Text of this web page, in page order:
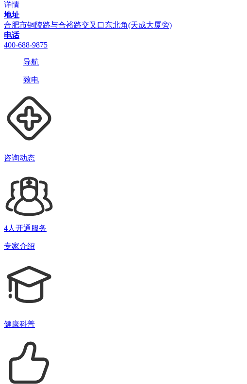
详情
地址
合肥市铜陵路与合裕路交叉口东北角(天成大厦旁)
电话
400-688-9875
导航
致电
咨询动态
4人开通服务
专家介绍
健康科普